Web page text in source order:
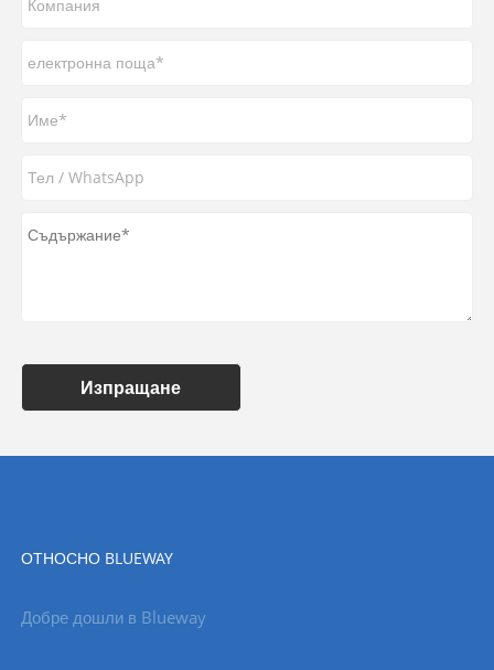
Изпращане
ОТНОСНО BLUEWAY
Добре дошли в Blueway